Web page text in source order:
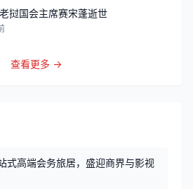
挝国会主席赛宋蓬逝世
查看更多 →
式高端会务旅居，盛迎商界与影视